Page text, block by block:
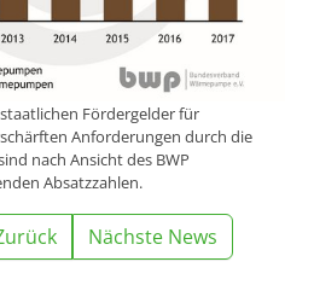
Fördergelder für
Anforderungen durch die
nach Ansicht des BWP
Absatzzahlen.
Nächste News